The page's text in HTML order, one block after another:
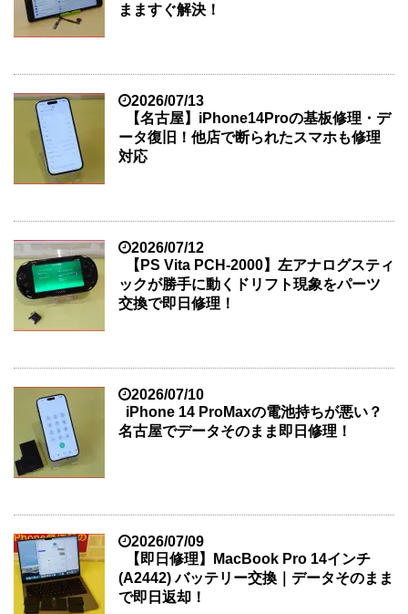
まますぐ解決！
2026/07/13
【名古屋】iPhone14Proの基板修理・デ
ータ復旧！他店で断られたスマホも修理
対応
2026/07/12
【PS Vita PCH-2000】左アナログスティ
ックが勝手に動くドリフト現象をパーツ
交換で即日修理！
2026/07/10
iPhone 14 ProMaxの電池持ちが悪い？
名古屋でデータそのまま即日修理！
2026/07/09
【即日修理】MacBook Pro 14インチ
(A2442) バッテリー交換｜データそのまま
で即日返却！